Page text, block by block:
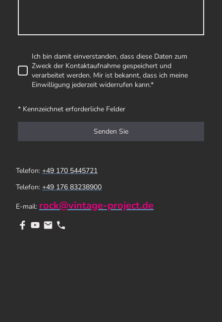
Ich bin damit einverstanden, dass diese Daten zum
Zweck der Kontaktaufnahme gespeichert und
verarbeitet werden. Mir ist bekannt, dass ich meine
Einwilligung jederzeit widerrufen kann.*
* Kennzeichnet erforderliche Felder
Senden Sie
Telefon: +49 170 5445721
Telefon: +49 176 83238900
E-mail: rock@vintage-project.de